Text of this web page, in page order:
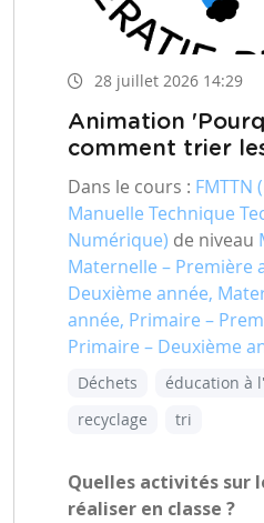
28 juillet 2026 14:29
Animation
comment trier
Dans le cours : FMTTN
Manuelle Technique
Numérique) de niveau
Maternelle – Première
Deuxième année,
année, Primaire –
Primaire – Deuxième
Déchets
éducation à
recyclage
tri
Quelles activités sur
réaliser en classe ?